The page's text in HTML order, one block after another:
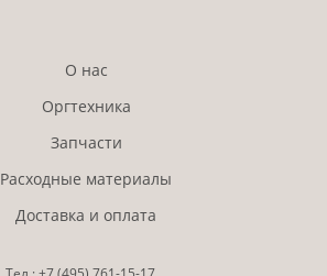
О нас
Оргтехника
Запчасти
Расходные материалы
Доставка и оплата